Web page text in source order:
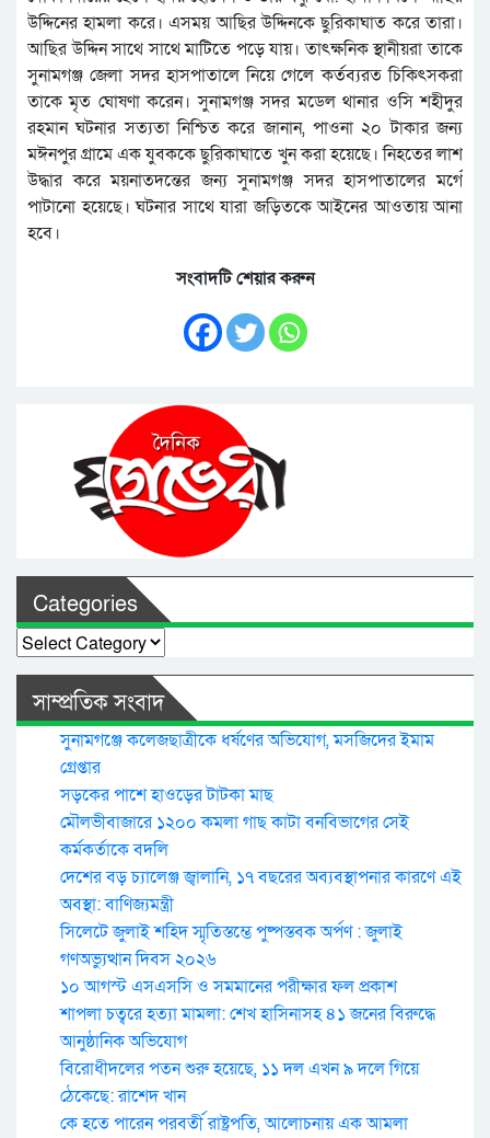
উদ্দিনের হামলা করে। এসময় আছির উদ্দিনকে ছুরিকাঘাত করে তারা।
আছির উদ্দিন সাথে সাথে মাটিতে পড়ে যায়। তাৎক্ষনিক স্থানীয়রা তাকে
সুনামগঞ্জ জেলা সদর হাসপাতালে নিয়ে গেলে কর্তব্যরত চিকিৎসকরা
তাকে মৃত ঘোষণা করেন। সুনামগঞ্জ সদর মডেল থানার ওসি শহীদুর
রহমান ঘটনার সত্যতা নিশ্চিত করে জানান, পাওনা ২০ টাকার জন্য
মঈনপুর গ্রামে এক যুবককে ছুরিকাঘাতে খুন করা হয়েছে। নিহতের লাশ
উদ্ধার করে ময়নাতদন্তের জন্য সুনামগঞ্জ সদর হাসপাতালের মর্গে
পাটানো হয়েছে। ঘটনার সাথে যারা জড়িতকে আইনের আওতায় আনা
হবে।
সংবাদটি শেয়ার করুন
Categories
Categories
সাম্প্রতিক সংবাদ
সুনামগঞ্জে কলেজছাত্রীকে ধর্ষণের অভিযোগ, মসজিদের ইমাম
গ্রেপ্তার
সড়কের পাশে হাওড়ের টাটকা মাছ
মৌলভীবাজারে ১২০০ কমলা গাছ কাটা বনবিভাগের সেই
কর্মকর্তাকে বদলি
দেশের বড় চ্যালেঞ্জ জ্বালানি, ১৭ বছরের অব্যবস্থাপনার কারণে এই
অবস্থা: বাণিজ্যমন্ত্রী
সিলেটে জুলাই শহিদ স্মৃতিস্তম্ভে পুষ্পস্তবক অর্পণ : জুলাই
গণঅভ্যুত্থান দিবস ২০২৬
১০ আগস্ট এসএসসি ও সমমানের পরীক্ষার ফল প্রকাশ
শাপলা চত্বরে হত্যা মামলা: শেখ হাসিনাসহ ৪১ জনের বিরুদ্ধে
আনুষ্ঠানিক অভিযোগ
বিরোধীদলের পতন শুরু হয়েছে, ১১ দল এখন ৯ দলে গিয়ে
ঠেকেছে: রাশেদ খান
কে হতে পারেন পরবর্তী রাষ্ট্রপতি, আলোচনায় এক আমলা